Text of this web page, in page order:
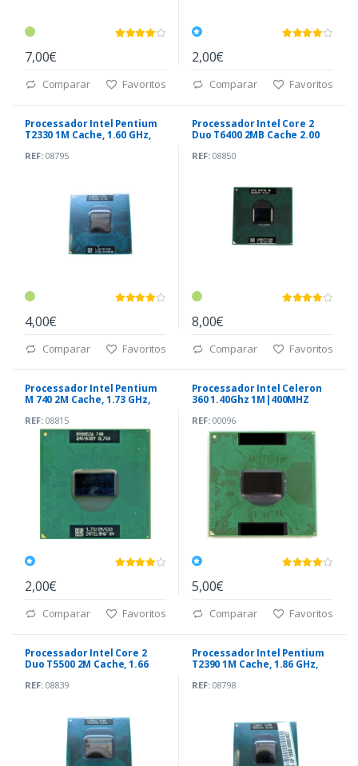
7,00€
Comparar Favoritos
2,00€
Comparar Favoritos
Processador Intel Pentium
T2330 1M Cache, 1.60 GHz,
REF:08795
4,00€
Comparar Favoritos
Processador Intel Core 2
Duo T6400 2MB Cache 2.00
REF:08850
8,00€
Comparar Favoritos
Processador Intel Pentium
M 740 2M Cache, 1.73 GHz,
REF:08815
2,00€
Comparar Favoritos
Processador Intel Celeron
360 1.40Ghz 1M|400MHZ
REF:00096
5,00€
Comparar Favoritos
Processador Intel Core 2
Duo T5500 2M Cache, 1.66
REF:08839
Processador Intel Pentium
T2390 1M Cache, 1.86 GHz,
REF:08798